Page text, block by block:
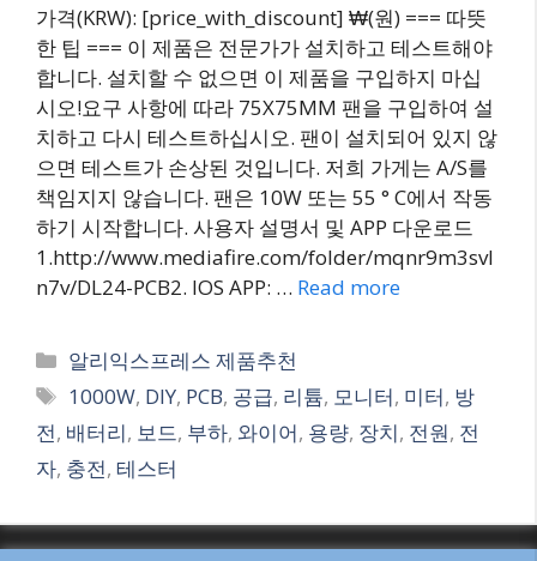
가격(KRW): [price_with_discount] ₩(원) === 따뜻
한 팁 === 이 제품은 전문가가 설치하고 테스트해야
합니다. 설치할 수 없으면 이 제품을 구입하지 마십
시오!요구 사항에 따라 75X75MM 팬을 구입하여 설
치하고 다시 테스트하십시오. 팬이 설치되어 있지 않
으면 테스트가 손상된 것입니다. 저희 가게는 A/S를
책임지지 않습니다. 팬은 10W 또는 55 ° C에서 작동
하기 시작합니다. 사용자 설명서 및 APP 다운로드
1.http://www.mediafire.com/folder/mqnr9m3svl
n7v/DL24-PCB2. IOS APP: … Read more
Categories
알리익스프레스 제품추천
Tags
1000W, DIY, PCB, 공급, 리튬, 모니터, 미터, 방
전, 배터리, 보드, 부하, 와이어, 용량, 장치, 전원, 전
자, 충전, 테스터